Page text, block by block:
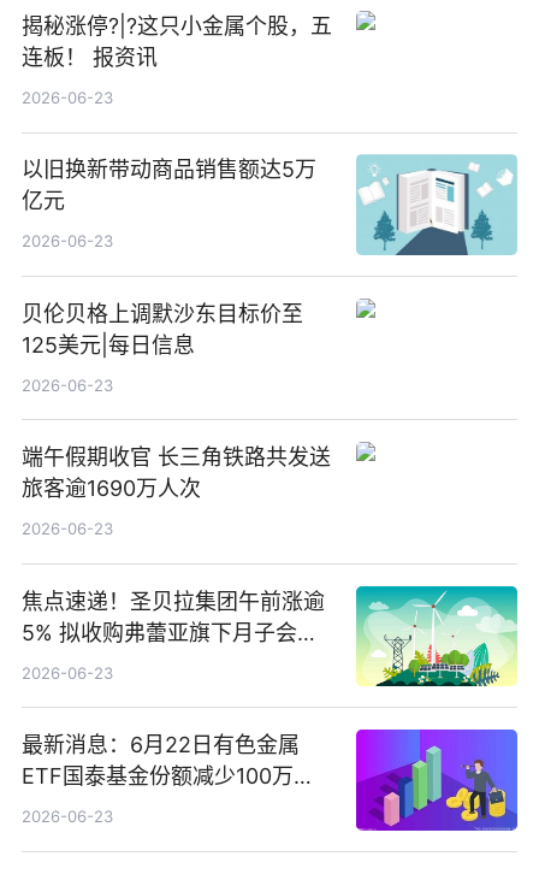
揭秘涨停?|?这只小金属个股，五
连板！ 报资讯
2026-06-23
以旧换新带动商品销售额达5万
亿元
2026-06-23
贝伦贝格上调默沙东目标价至
125美元|每日信息
2026-06-23
端午假期收官 长三角铁路共发送
旅客逾1690万人次
2026-06-23
焦点速递！圣贝拉集团午前涨逾
5% 拟收购弗蕾亚旗下月子会所
业务少数股权
2026-06-23
最新消息：6月22日有色金属
ETF国泰基金份额减少100万
份，重仓股紫金矿业、洛阳钼
2026-06-23